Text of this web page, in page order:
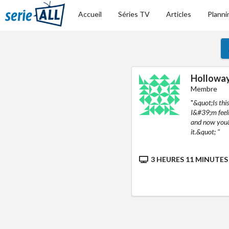
Accueil Séries TV Articles
Membre
"&quot;Is
I&#39;m
and now
it.&quot; "
3 HEURES 11